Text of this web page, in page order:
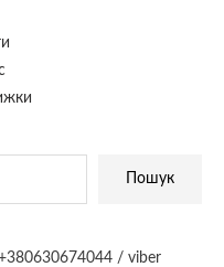
Пошук
/ viber